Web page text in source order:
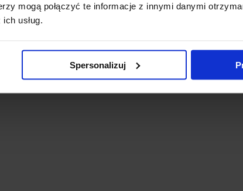
mogą połączyć te informacje z innymi danymi
usług.
Spersonalizuj